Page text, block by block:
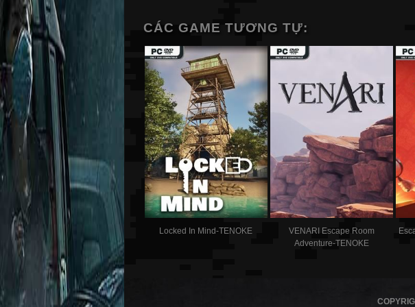
CÁC GAME TƯƠNG TỰ:
Locked In Mind-TENOKE
VENARI Escape Room
Adventure-TENOKE